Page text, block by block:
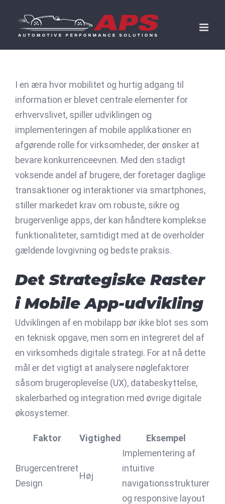
content
I en æra hvor mobilitet og hurtig adgang til
information er blevet centrale elementer for
erhvervslivet, spiller udviklingen og
implementeringen af mobile applikationer en
afgørende rolle for virksomheder, der ønsker at
bevare konkurrenceevnen. Med den stadigt
voksende andel af brugere, der foretager daglige
transaktioner og interaktioner via smartphones,
stiller markedet krav om robuste, sikre og
brugervenlige apps, der kan håndtere komplekse
funktionaliteter, samtidigt med at de overholder
gældende lovgivning og bedste praksis.
Det Strategiske Raster
i Mobile App-udvikling
Udviklingen af en mobilapp bør ikke blot ses som
en teknisk opgave, men som en integreret del af
en virksomheds digitale strategi. For at nå dette
mål er det vigtigt at analysere nøglefaktorer
såsom brugeroplevelse (UX), databeskyttelse,
skalerbarhed og integration med øvrige digitale
økosystemer.
Faktor Vigtighed Eksempel
Brugercentreret
Design
Høj
Implementering af
intuitive
navigationsstrukturer
og responsive layout